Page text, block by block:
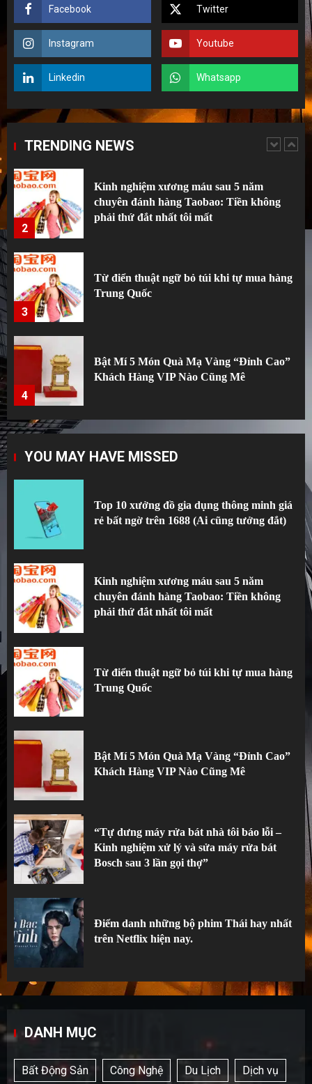
Facebook Twitter
Instagram Youtube
Linkedin Whatsapp
TRENDING NEWS
1
Top 10 xưởng đồ gia dụng thông minh giá
rẻ bất ngờ trên 1688 (Ai cũng tưởng đắt)
2
chuyên đánh hàng Taobao: Tiền không
3
Từ điển thuật ngữ bỏ túi khi tự mua hàng
Trung Quốc
4
Bật Mí 5 Món Quà Mạ Vàng “Đỉnh Cao”
Khách Hàng VIP Nào Cũng Mê
5
Kinh nghiệm xử lý và sửa máy rửa bát
Bosch sau 3 lần gọi thợ”
1
rẻ bất ngờ trên 1688 (Ai cũng tưởng đắt)
2
Kinh nghiệm xương máu sau 5 năm
3
Từ điển thuật ngữ bỏ túi khi tự mua hàng
YOU MAY HAVE MISSED
Top 10 xưởng đồ gia dụng thông minh giá
rẻ bất ngờ trên 1688 (Ai cũng tưởng đắt)
Kinh nghiệm xương máu sau 5 năm
chuyên đánh hàng Taobao: Tiền không
phải thứ đắt nhất tôi mất
Từ điển thuật ngữ bỏ túi khi tự mua hàng
Trung Quốc
Bật Mí 5 Món Quà Mạ Vàng “Đỉnh Cao”
Khách Hàng VIP Nào Cũng Mê
“Tự dưng máy rửa bát nhà tôi báo lỗi –
Kinh nghiệm xử lý và sửa máy rửa bát
Bosch sau 3 lần gọi thợ”
Điểm danh những bộ phim Thái hay nhất
trên Netflix hiện nay.
DANH MỤC
Bất Động Sản Công Nghệ Du Lịch Dịch vụ